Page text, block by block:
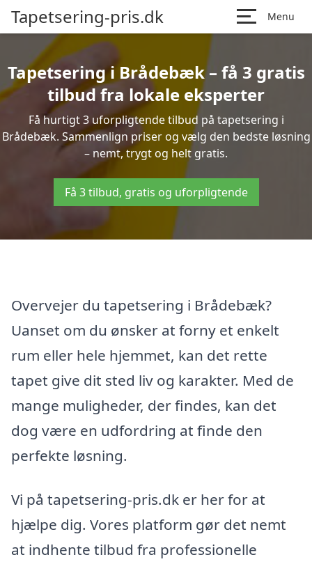
Tapetsering-pris.dk Menu
Tapetsering i Brådebæk – få 3 gratis
tilbud fra lokale eksperter
Få hurtigt 3 uforpligtende tilbud på tapetsering i
Brådebæk. Sammenlign priser og vælg den bedste løsning
– nemt, trygt og helt gratis.
Få 3 tilbud, gratis og uforpligtende
Overvejer du tapetsering i Brådebæk?
Uanset om du ønsker at forny et enkelt
rum eller hele hjemmet, kan det rette
tapet give dit sted liv og karakter. Med de
mange muligheder, der findes, kan det
dog være en udfordring at finde den
perfekte løsning.
Vi på tapetsering-pris.dk er her for at
hjælpe dig. Vores platform gør det nemt
at indhente tilbud fra professionelle